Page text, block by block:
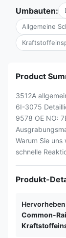
Umbauten:
Allgemeine
Product
3512A
6I-3075
9578 OE NO:
Warum Sie
schnelle
Produkt-
Common-